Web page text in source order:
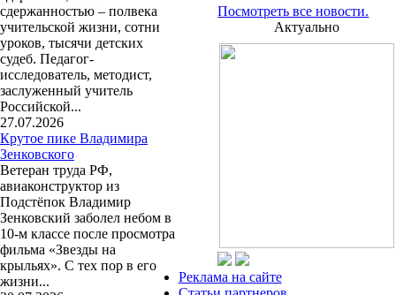
сдержанностью – полвека
учительской жизни, сотни
уроков, тысячи детских
судеб. Педагог-
исследователь, методист,
заслуженный учитель
Российской...
27.07.2026
Крутое пике Владимира
Зенковского
Ветеран труда РФ,
авиаконструктор из
Подстёпок Владимир
Зенковский заболел небом в
10-м классе после просмотра
фильма «Звезды на
крыльях». С тех пор в его
жизни...
Посмотреть все новости.
Актуально
Реклама на сайте